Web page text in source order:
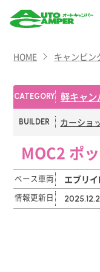
CAMPER
（オート
キャン
パー）
HOME キャンピン
CATEGORY 軽キャン
BUILDER カーショ
MOC2 ポ
ベース車両 エブリ
情報更新日